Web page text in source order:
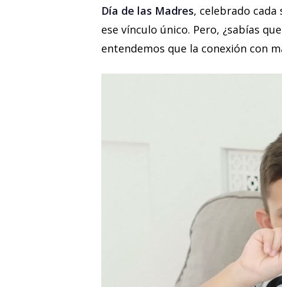
Día de las Madres, celebrado cada
ese vínculo único. Pero, ¿sabías
entendemos que la conexión con